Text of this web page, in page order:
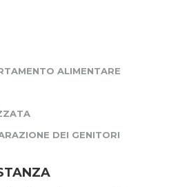
ALIMENTARE
DEI GENITORI